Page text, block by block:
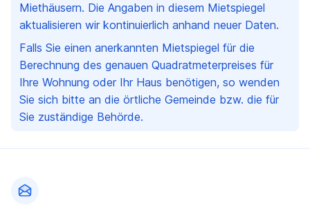
Miethäusern. Die Angaben in diesem Mietspiegel
aktualisieren wir kontinuierlich anhand neuer Daten.
Falls Sie einen anerkannten Mietspiegel für die
Berechnung des genauen Quadratmeterpreises für
Ihre Wohnung oder Ihr Haus benötigen, so wenden
Sie sich bitte an die örtliche Gemeinde bzw. die für
Sie zuständige Behörde.